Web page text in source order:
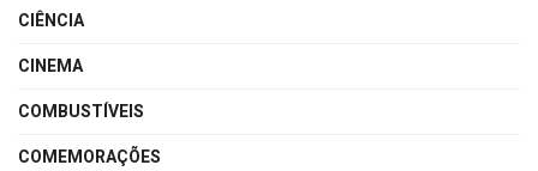
CIÊNCIA
CINEMA
COMBUSTÍVEIS
COMEMORAÇÕES